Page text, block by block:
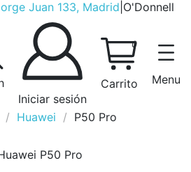
Juan 133, Madrid O'Donnell
Iniciar sesión
0
Carrito Menu
Huawei P50 Pro